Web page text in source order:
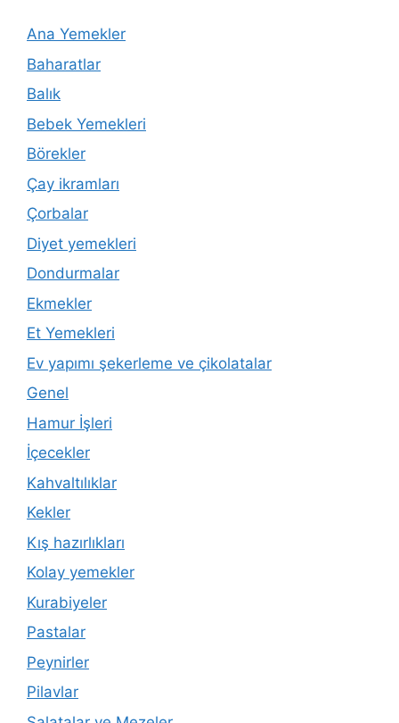
Ana Yemekler
Baharatlar
Balık
Bebek Yemekleri
Börekler
Çay ikramları
Çorbalar
Diyet yemekleri
Dondurmalar
Ekmekler
Et Yemekleri
Ev yapımı şekerleme ve çikolatalar
Genel
Hamur İşleri
İçecekler
Kahvaltılıklar
Kekler
Kış hazırlıkları
Kolay yemekler
Kurabiyeler
Pastalar
Peynirler
Pilavlar